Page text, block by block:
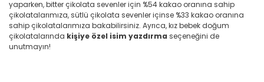
yaparken, bitter çikolata sevenler için %54 kakao oranına sahip
çikolatalarımıza, sütlü çikolata sevenler içinse %33 kakao oranına
sahip çikolatalarımıza bakabilirsiniz. Ayrıca, kız bebek doğum
çikolatalarında kişiye özel isim yazdırma seçeneğini de
unutmayın!